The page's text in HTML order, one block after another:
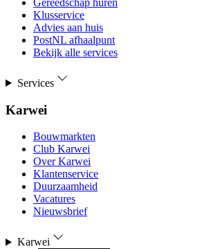
Gereedschap huren
Klusservice
Advies aan huis
PostNL afhaalpunt
Bekijk alle services
Services
Karwei
Bouwmarkten
Club Karwei
Over Karwei
Klantenservice
Duurzaamheid
Vacatures
Nieuwsbrief
Karwei